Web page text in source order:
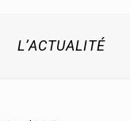
L’ACTUALITÉ